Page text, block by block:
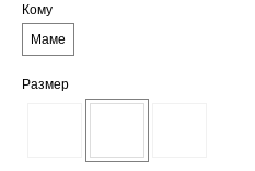
Кому
Маме
Размер